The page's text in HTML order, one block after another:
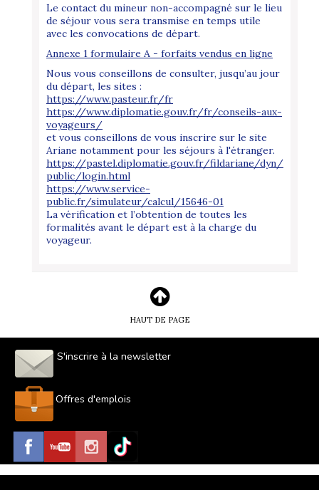
Le contact du mineur non-accompagné sur le lieu
de séjour vous sera transmise en temps utile
avec les convocations de départ.
Annexe 1 formulaire A - forfaits vendus en ligne
Nous vous conseillons de consulter, jusqu’au jour
du départ, les sites :
https://www.pasteur.fr/fr
https://www.diplomatie.gouv.fr/fr/conseils-aux-
voyageurs/
et vous conseillons de vous inscrire sur le site
Ariane notamment pour les séjours à l'étranger.
https://pastel.diplomatie.gouv.fr/fildariane/dyn/
public/login.html
https://www.service-
public.fr/simulateur/calcul/15646-01
La vérification et l’obtention de toutes les
formalités avant le départ est à la charge du
voyageur.
HAUT DE PAGE
S'inscrire à la newsletter
Offres d'emplois